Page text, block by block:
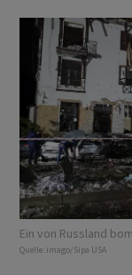
Ein von Russland
Quelle: imago/Sipa USA